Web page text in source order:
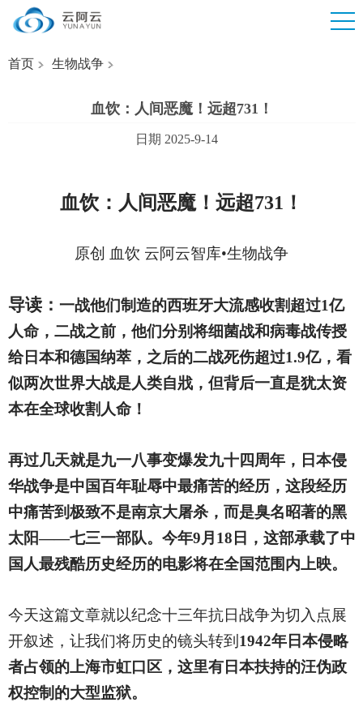
首页 生物战争
血饮：人间恶魔！远超731！
日期 2025-9-14
血饮 ：人间恶魔！远超731！
原创 血饮 云阿云智库•生物战争
导读： 一战他们制造的西班牙大流感收割超过1亿
人命，二战之前，他们分别将细菌战和病毒战传授
给日本和德国纳萃，之后的二战死伤超过1.9亿，看
似两次世界大战是人类自戕，但背后一直是犹太资
本在全球收割人命！
再过几天就是九一八事变爆发九十四周年，日本侵
华战争是中国百年耻辱中最痛苦的经历，这段经历
中痛苦到极致不是南京大屠杀，而是臭名昭著的黑
太阳——七三一部队。今年9月18日，这部承载了中
国人最残酷历史经历的电影将在全国范围内上映。
今天这篇文章就以纪念十三年抗日战争为切入点展
开叙述，让我们将历史的镜头转到 1942年日本侵略
者占领的上海市虹口区，这里有日本扶持的汪伪政
权控制的大型监狱。